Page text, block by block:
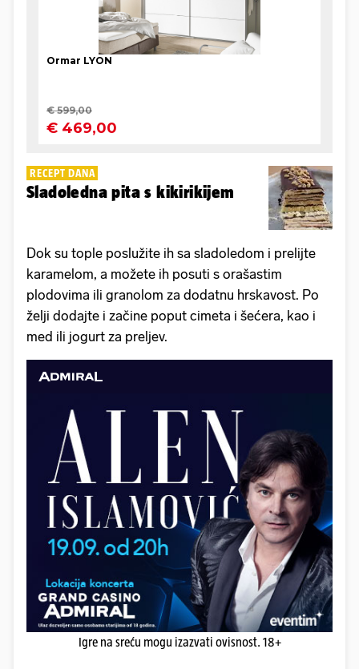
RECEPT DANA
Sladoledna pita s kikirikijem
Dok su tople poslužite ih sa sladoledom i prelijte
karamelom, a možete ih posuti s orašastim
plodovima ili granolom za dodatnu hrskavost. Po
želji dodajte i začine poput cimeta i šećera, kao i
med ili jogurt za preljev.
Igre na sreću mogu izazvati ovisnost. 18+